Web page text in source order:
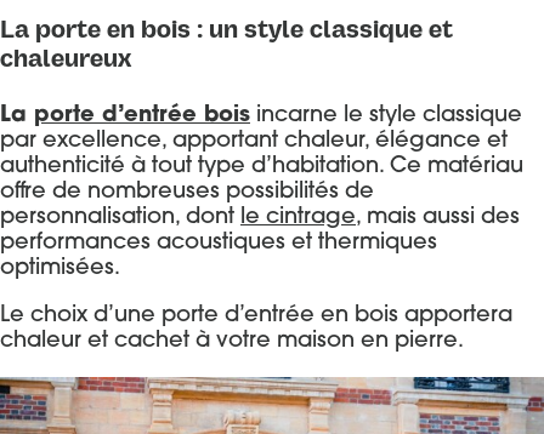
La porte en bois : un style classique et
chaleureux
La porte d’entrée bois incarne le style classique
par excellence, apportant chaleur, élégance et
authenticité à tout type d’habitation. Ce matériau
offre de nombreuses possibilités de
personnalisation, dont le cintrage, mais aussi des
performances acoustiques et thermiques
optimisées.
Le choix d’une porte d’entrée en bois apportera
chaleur et cachet à votre maison en pierre.